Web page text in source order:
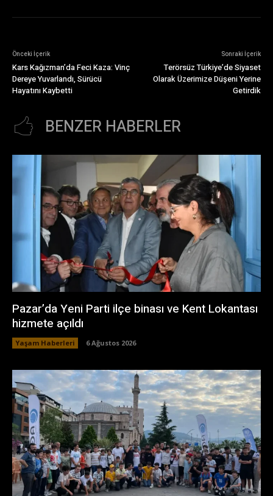
Önceki İçerik
Kars Kağızman’da Feci Kaza: Vinç
Dereye Yuvarlandı, Sürücü
Hayatını Kaybetti
Sonraki İçerik
Terörsüz Türkiye’de Siyaset
Olarak Üzerimize Düşeni Yerine
Getirdik
BENZER HABERLER
Pazar’da Yeni Parti ilçe binası ve Kent Lokantası
hizmete açıldı
Yaşam Haberleri 6 Ağustos 2026